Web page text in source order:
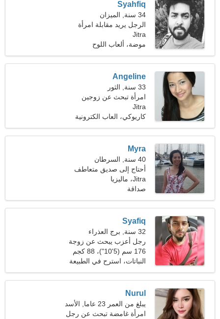
Syahfiq
34 سنة, الميزان
الرجل يريد مقابلة امرأة
Jitra
موضة، ألعاب اللوح
Angeline
33 سنة, الثور
امرأة تبحث عن زوجين
Jitra
كاريوكي، العاب الكترونية
Myra
40 سنة, السرطان
أحتاج إلى صديق متعاطف
للنزهة معًا
Jitra، ماليزيا
صداقة
Syafiq
32 سنة, برج العذراء
رجل أعزب يبحث عن زوجة
176 سم (5'10")، 88 كجم
(194 رطلا)
النباتات، استرح في الطبيعة
Nurul
يبلغ من العمر 23 عاما, الأسد
امرأة غامضة تبحث عن رجل